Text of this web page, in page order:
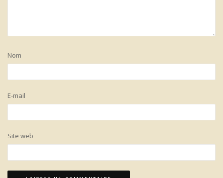
Nom
E-mail
Site web